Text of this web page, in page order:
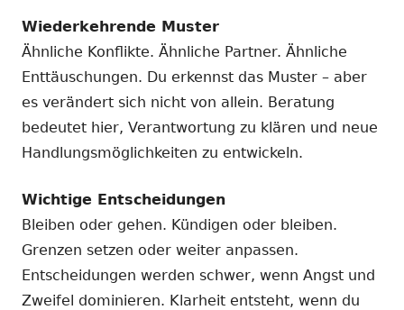
Wiederkehrende Muster
Ähnliche Konflikte. Ähnliche Partner. Ähnliche
Enttäuschungen. Du erkennst das Muster – aber
es verändert sich nicht von allein. Beratung
bedeutet hier, Verantwortung zu klären und neue
Handlungsmöglichkeiten zu entwickeln.
Wichtige Entscheidungen
Bleiben oder gehen. Kündigen oder bleiben.
Grenzen setzen oder weiter anpassen.
Entscheidungen werden schwer, wenn Angst und
Zweifel dominieren. Klarheit entsteht, wenn du